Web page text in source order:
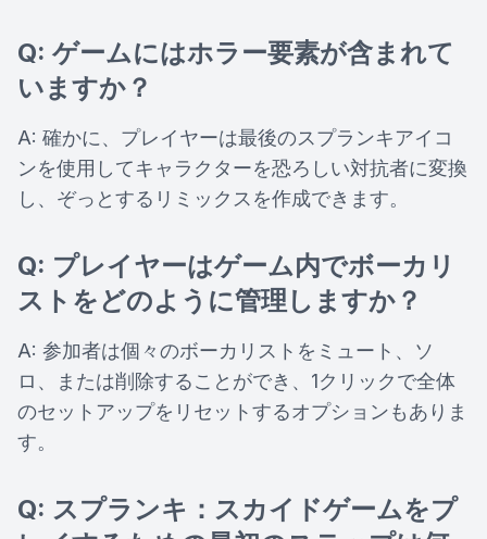
Q: ゲームにはホラー要素が含まれて
いますか？
A: 確かに、プレイヤーは最後のスプランキアイコ
ンを使用してキャラクターを恐ろしい対抗者に変換
し、ぞっとするリミックスを作成できます。
Q: プレイヤーはゲーム内でボーカリ
ストをどのように管理しますか？
A: 参加者は個々のボーカリストをミュート、ソ
ロ、または削除することができ、1クリックで全体
のセットアップをリセットするオプションもありま
す。
Q: スプランキ：スカイドゲームをプ